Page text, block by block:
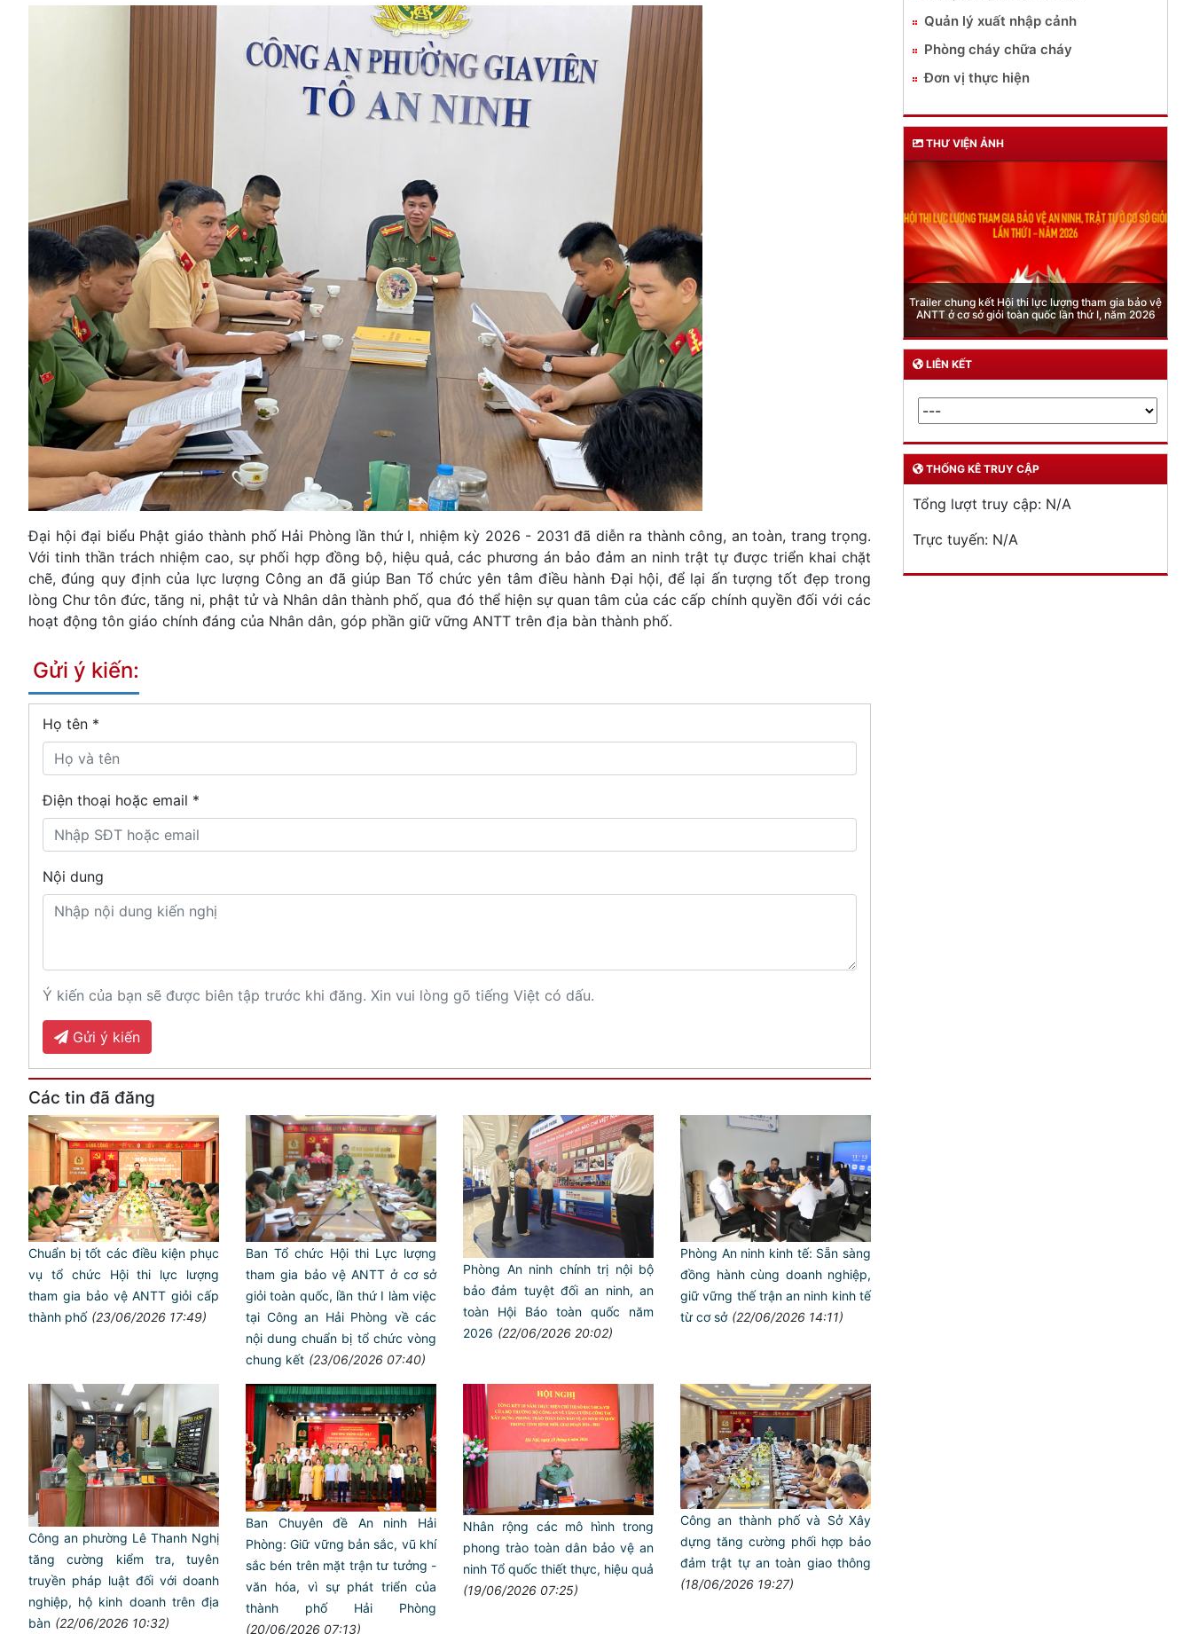
Đại hội đại biểu Phật giáo thành phố Hải Phòng lần thứ I, nhiệm kỳ 2026 - 2031 đã diễn ra thành công, an toàn, trang trọng.
Với tinh thần trách nhiệm cao, sự phối hợp đồng bộ, hiệu quả, các phương án bảo đảm an ninh trật tự được triển khai chặt
chẽ, đúng quy định của lực lượng Công an đã giúp Ban Tổ chức yên tâm điều hành Đại hội, để lại ấn tượng tốt đẹp trong
lòng Chư tôn đức, tăng ni, phật tử và Nhân dân thành phố, qua đó thể hiện sự quan tâm của các cấp chính quyền đối với các
hoạt động tôn giáo chính đáng của Nhân dân, góp phần giữ vững ANTT trên địa bàn thành phố.
Gửi ý kiến:
Họ tên *
Điện thoại hoặc email *
Nội dung
Ý kiến của bạn sẽ được biên tập trước khi đăng. Xin vui lòng gõ tiếng Việt có dấu.
Gửi ý kiến
Các tin đã đăng
Chuẩn bị tốt các điều kiện phục
vụ tổ chức Hội thi lực lượng
tham gia bảo vệ ANTT giỏi cấp
thành phố (23/06/2026 17:49)
Ban Tổ chức Hội thi Lực lượng
tham gia bảo vệ ANTT ở cơ sở
giỏi toàn quốc, lần thứ I làm việc
tại Công an Hải Phòng về các
nội dung chuẩn bị tổ chức vòng
chung kết (23/06/2026 07:40)
Phòng An ninh chính trị nội bộ
bảo đảm tuyệt đối an ninh, an
toàn Hội Báo toàn quốc năm
2026 (22/06/2026 20:02)
Phòng An ninh kinh tế: Sẵn sàng
đồng hành cùng doanh nghiệp,
giữ vững thế trận an ninh kinh tế
từ cơ sở (22/06/2026 14:11)
Công an phường Lê Thanh Nghị
tăng cường kiểm tra, tuyên
truyền pháp luật đối với doanh
nghiệp, hộ kinh doanh trên địa
bàn (22/06/2026 10:32)
Ban Chuyên đề An ninh Hải
Phòng: Giữ vững bản sắc, vũ khí
sắc bén trên mặt trận tư tưởng -
văn hóa, vì sự phát triển của
thành phố Hải Phòng
(20/06/2026 07:13)
Nhân rộng các mô hình trong
phong trào toàn dân bảo vệ an
ninh Tổ quốc thiết thực, hiệu quả
(19/06/2026 07:25)
Công an thành phố và Sở Xây
dựng tăng cường phối hợp bảo
đảm trật tự an toàn giao thông
(18/06/2026 19:27)
Quản lý xuất nhập cảnh
Phòng cháy chữa cháy
Đơn vị thực hiện
THƯ VIỆN ẢNH
Phòng Quản lý xuất nhập cảnh: Hướng dẫn những
quy định mới trong lĩnh vực xuất cảnh, nhập cảnh
của công dân việt nam từ ngày 01/7/2026
LIÊN KẾT
THỐNG KÊ TRUY CẬP
Tổng lượt truy cập: N/A
Trực tuyến: N/A